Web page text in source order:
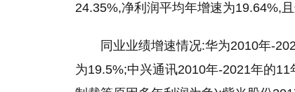
24.35%,净利润平均年增速为19.64%,
同业业绩增速情况:华为2010年-
为19.5%;中兴通讯2010年-2021年的11